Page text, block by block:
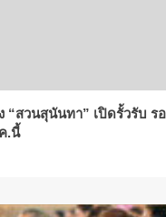
“สวนสุนันทา” เปิดรั้วรับ ร
.นี้